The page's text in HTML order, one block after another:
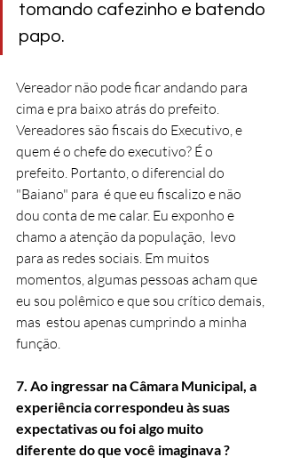
tomando cafezinho e batendo
papo.
Vereador não pode ficar andando para
cima e pra baixo atrás do prefeito.
Vereadores são fiscais do Executivo, e
quem é o chefe do executivo? É o
prefeito. Portanto, o diferencial do
"Baiano" para  é que eu fiscalizo e não
dou conta de me calar. Eu exponho e
chamo a atenção da população,  levo
para as redes sociais. Em muitos
momentos, algumas pessoas acham que
eu sou polêmico e que sou crítico demais,
mas  estou apenas cumprindo a minha
função.
7. Ao ingressar na Câmara Municipal, a
experiência correspondeu às suas
expectativas ou foi algo muito
diferente do que você imaginava ?